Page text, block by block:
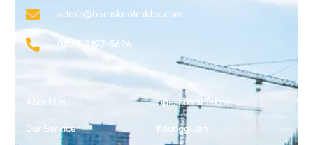
admin@baroskontraktor.com
0823-2197-5626
About Us
Our Service
Spesifikasi Teknis
Keunggulan